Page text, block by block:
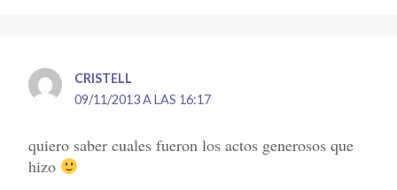
CRISTELL
09/11/2013 A LAS 16:17
quiero saber cuales fueron los actos generosos que
hizo